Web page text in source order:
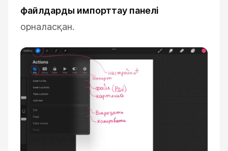
файлдарды импорттау панелі
орналасқан.